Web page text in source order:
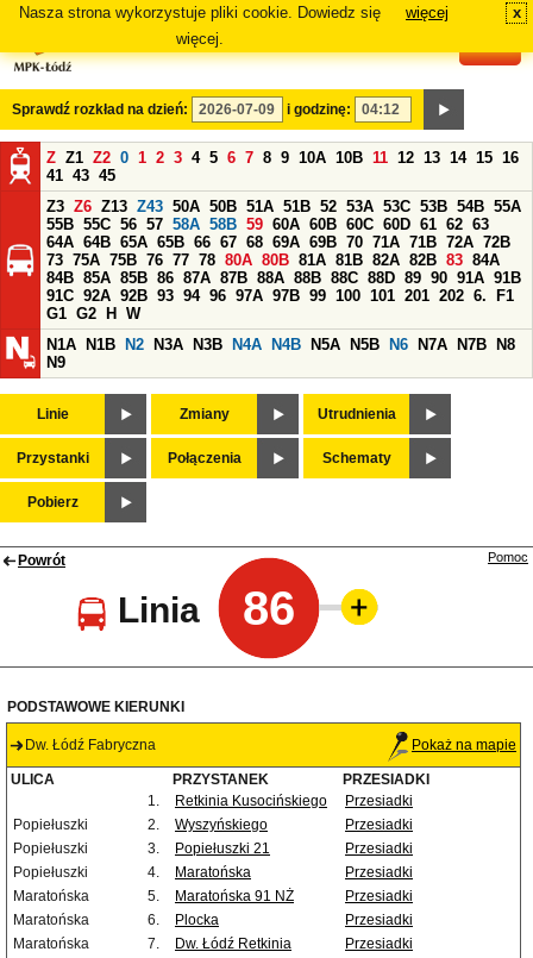
Nasza strona wykorzystuje pliki cookie. Dowiedz się
więcej.
więcej x
Sprawdź rozkład na dzień: i godzinę:
Z Z1 Z2 0 1 2 3 4 5 6 7 8 9 10A 10B 11 12 13 14 15 16
41 43 45
Z3 Z6 Z13 Z43 50A 50B 51A 51B 52 53A 53C 53B 54B 55A
55B 55C 56 57 58A 58B 59 60A 60B 60C 60D 61 62 63
64A 64B 65A 65B 66 67 68 69A 69B 70 71A 71B 72A 72B
73 75A 75B 76 77 78 80A 80B 81A 81B 82A 82B 83 84A
84B 85A 85B 86 87A 87B 88A 88B 88C 88D 89 90 91A 91B
91C 92A 92B 93 94 96 97A 97B 99 100 101 201 202 6.
F1
G1 G2 H
W
N1A
N1B N2 N3A N3B N4A N4B N5A N5B N6 N7A N7B
N8
N9
Linie Zmiany Utrudnienia
Przystanki Połączenia Schematy
Pobierz
Powrót
Linia 86
Pomoc
PODSTAWOWE KIERUNKI
Dw. Łódź Fabryczna Pokaż na mapie
ULICA PRZYSTANEK
PRZESIADKI
1.
Retkinia Kusocińskiego
Przesiadki
Popiełuszki
2. Wyszyńskiego
Przesiadki
Popiełuszki
3. Popiełuszki 21
Przesiadki
Popiełuszki
4. Maratońska
Przesiadki
Maratońska
5. Maratońska 91 NŻ
Przesiadki
Maratońska
6. Plocka
Przesiadki
Maratońska
7. Dw. Łódź Retkinia
Przesiadki